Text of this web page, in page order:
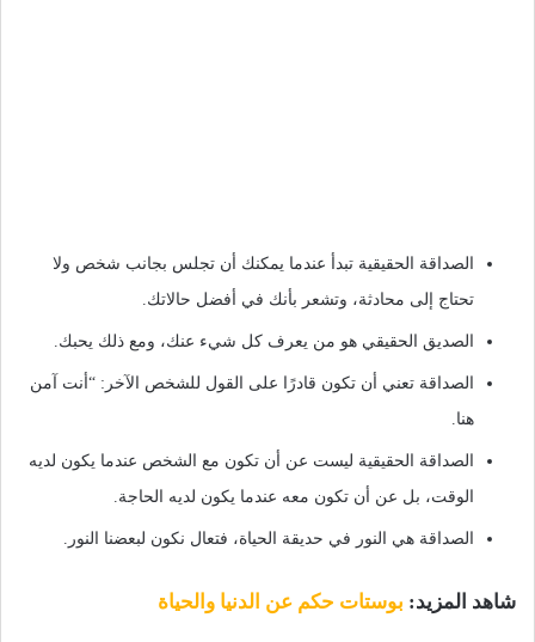
الصداقة الحقيقية تبدأ عندما يمكنك أن تجلس بجانب شخص ولا
تحتاج إلى محادثة، وتشعر بأنك في أفضل حالاتك.
الصديق الحقيقي هو من يعرف كل شيء عنك، ومع ذلك يحبك.
الصداقة تعني أن تكون قادرًا على القول للشخص الآخر: “أنت آمن
هنا.
الصداقة الحقيقية ليست عن أن تكون مع الشخص عندما يكون لديه
الوقت، بل عن أن تكون معه عندما يكون لديه الحاجة.
الصداقة هي النور في حديقة الحياة، فتعال نكون لبعضنا النور.
شاهد المزيد: بوستات حكم عن الدنيا والحياة